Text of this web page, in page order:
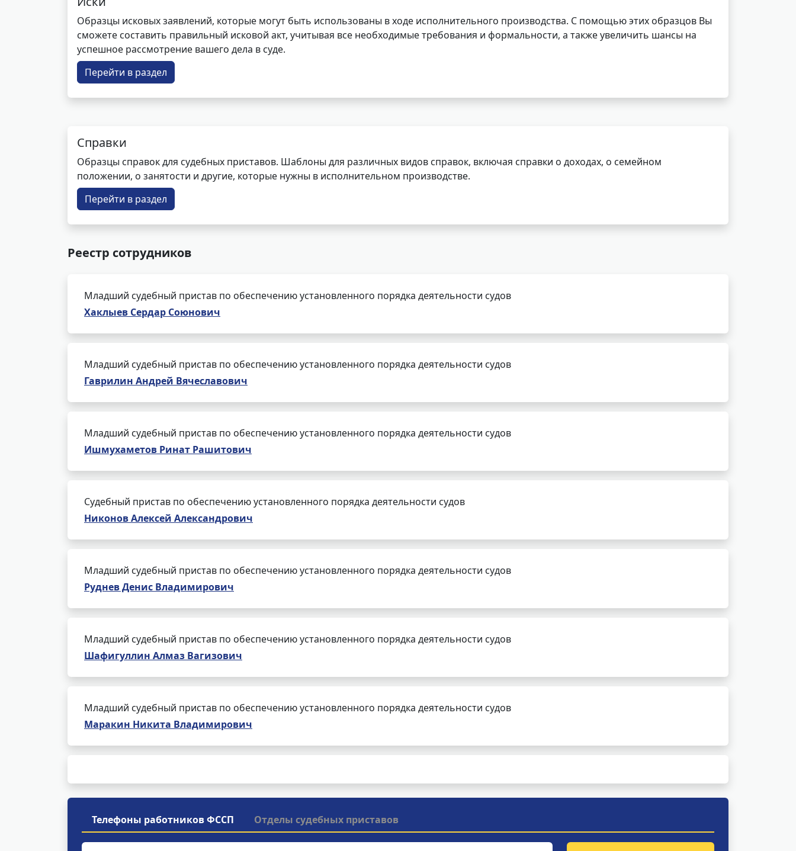
Образцы исковых заявлений, которые могут быть использованы в ходе исполнительного производства. С помощью этих образцов Вы
сможете составить правильный исковой акт, учитывая все необходимые требования и формальности, а также увеличить шансы на
успешное рассмотрение вашего дела в суде.
Перейти в раздел
Справки
Образцы справок для судебных приставов. Шаблоны для различных видов справок, включая справки о доходах, о семейном
положении, о занятости и другие, которые нужны в исполнительном производстве.
Перейти в раздел
Реестр сотрудников
Младший судебный пристав по обеспечению установленного порядка деятельности судов
Хаклыев Сердар Союнович
Младший судебный пристав по обеспечению установленного порядка деятельности судов
Гаврилин Андрей Вячеславович
Младший судебный пристав по обеспечению установленного порядка деятельности судов
Ишмухаметов Ринат Рашитович
Судебный пристав по обеспечению установленного порядка деятельности судов
Никонов Алексей Александрович
Младший судебный пристав по обеспечению установленного порядка деятельности судов
Руднев Денис Владимирович
Младший судебный пристав по обеспечению установленного порядка деятельности судов
Шафигуллин Алмаз Вагизович
Младший судебный пристав по обеспечению установленного порядка деятельности судов
Маракин Никита Владимирович
Телефоны работников ФССП Отделы судебных приставов